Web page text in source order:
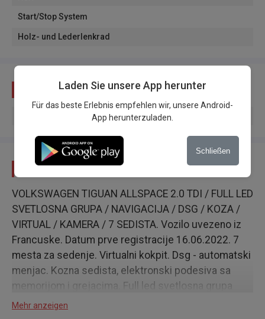
Start/Stop System
Holz- und Lederlenkrad
Zustand
Herkunft des Fahrzeugs:Ausländische Kennzeichen
Beschreibung
VOLKSWAGEN TIGUAN ALLSPACE 2.0 TDI / FULL LED
SVETLOSNA GRUPA / NAVIGACIJA / DSG / KOZA /
VIRTUAL / KAMERA / 7 SEDISTA. Vozilo uvezeno iz
Francuske. Datum prve registracije 16.06.2022. 7
mesta za sedenje. Virtualni kokpit. Dsg - automatski
menjac. Kozna sedista, elektronski podesiva sa
memorijom i grejacima. Full led svetlosna grupa
napred i pozadi. Parking senzori napred i pozadi sa
Mehr anzeigen
Laden Sie unsere App herunter
Für das beste Erlebnis empfehlen wir, unsere Android-
App herunterzuladen.
Schließen